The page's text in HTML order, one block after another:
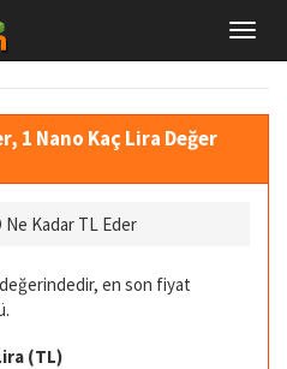
1 Nano Kaç Lira Değer
Ne Kadar TL Eder
en son fiyat
(TL)